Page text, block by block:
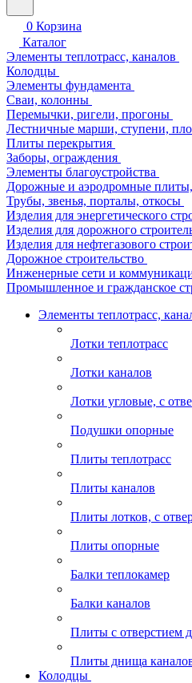
0 Корзина
Каталог
Элементы теплотрасс, каналов
Колодцы
Элементы фундамента
Сваи, колонны
Перемычки, ригели, прогоны
Лестничные марши, ступени,
Плиты перекрытия
Заборы, ограждения
Элементы благоустройства
Дорожные и аэродромные
Трубы, звенья, порталы, откосы
Изделия для энергетического
Изделия для дорожного
Изделия для нефтегазового
Дорожное строительство
Инженерные сети и
Промышленное и гражданское
Элементы теплотрасс,
Лотки теплотрасс
Лотки каналов
Лотки угловые, с
Подушки опорные
Плиты теплотрасс
Плиты каналов
Плиты лотков, с
Плиты опорные
Балки теплокамер
Балки каналов
Плиты с отверстием
Плиты днища
Колодцы